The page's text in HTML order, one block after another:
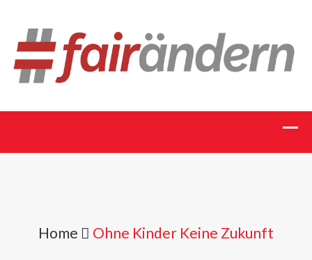
Home Ohne Kinder Keine Zukunft